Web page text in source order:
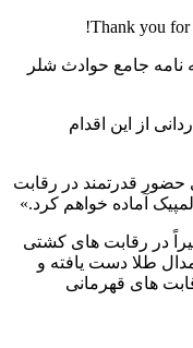
Thank you for
نامه جامع حوادث شلر
از این اقدام
حضور قدرتمند در رقابت
آماده خواهم کرد.»
ایرانی، اخیراً در رقابت های کشتی
۷۹ کیلوگرم به مدال طلا دست یافته و
های قهرمانی